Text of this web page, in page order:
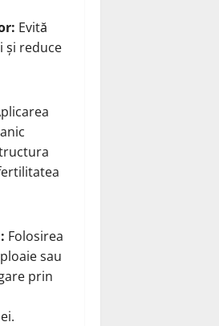
Evită
și reduce
Folosirea
sau
prin